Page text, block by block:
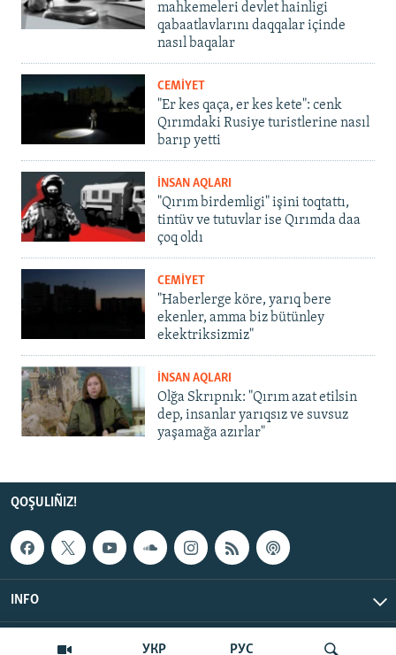
УКР РУС
mahkemeleri devlet hainligi
qabaatlavlarını daqqalar içinde
nasıl baqalar
CEMİYET
"Er kes qaça, er kes kete": cenk
Qırımdaki Rusiye turistlerine nasıl
barıp yetti
İNSAN AQLARI
"Qırım birdemligi" işini toqtattı,
tintüv ve tutuvlar ise Qırımda daa
çoq oldı
CEMİYET
"Haberlerge köre, yarıq bere
ekenler, amma biz bütünley
ekektriksizmiz"
İNSAN AQLARI
Olğa Skrıpnık: "Qırım azat etilsin
dep, insanlar yarıqsız ve suvsuz
yaşamağa azırlar"
QOŞULIÑIZ!
INFO
© Qırım.Aqiqat, 2026 | All Rights Reserved.